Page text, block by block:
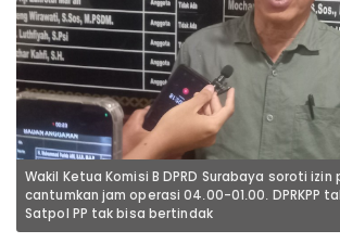
Wakil Ketua Komisi B DPRD Surabaya soroti
cantumkan jam operasi 04.00-01.00. DPRKPP
Satpol PP tak bisa bertindak